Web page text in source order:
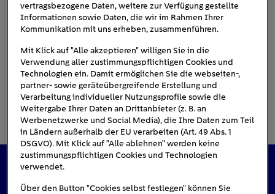
Das könnte Sie auch interessieren
vertragsbezogene Daten, weitere zur Verfügung gestellte
Informationen sowie Daten, die wir im Rahmen Ihrer
Kommunikation mit uns erheben, zusammenführen.
Mit Klick auf "Alle akzeptieren" willigen Sie in die
Verwendung aller zustimmungspflichtigen Cookies und
Technologien ein. Damit ermöglichen Sie die webseiten-,
partner- sowie geräteübergreifende Erstellung und
Verarbeitung individueller Nutzungsprofile sowie die
Weitergabe Ihrer Daten an Drittanbieter (z. B. an
Werbenetzwerke und Social Media), die Ihre Daten zum Teil
in Ländern außerhalb der EU verarbeiten (Art. 49 Abs. 1
DSGVO). Mit Klick auf "Alle ablehnen" werden keine
zustimmungspflichtigen Cookies und Technologien
verwendet.
Über den Button "Cookies selbst festlegen" können Sie